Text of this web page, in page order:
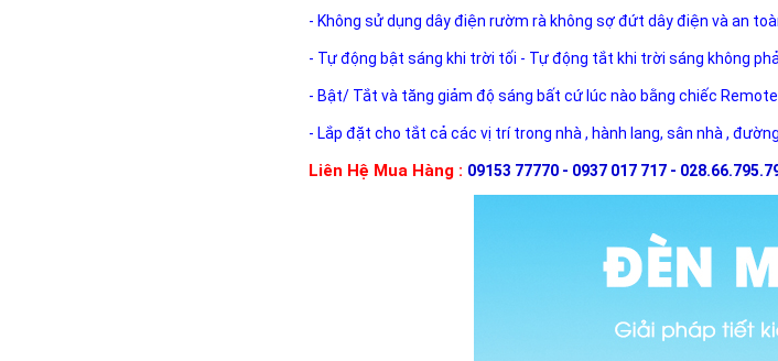
- Không sử dụng dây điện rườm rà không sợ đứt dây điện và an
- Tự động bật sáng khi trời tối - Tự động tắt khi trời sáng không
- Bật/ Tắt và tăng giảm độ sáng bất cứ lúc nào bằng chiếc Remote
- Lắp đặt cho tắt cả các vị trí trong nhà , hành lang, sân nhà ,
Liên Hệ Mua Hàng : 09153 77770 - 0937 017 717 -